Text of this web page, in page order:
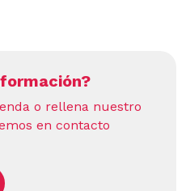
o rellena nuestro
en contacto